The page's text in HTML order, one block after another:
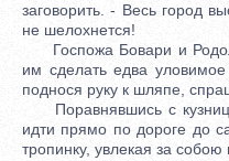
заговорить. - Весь город
не шелохнется!
Госпожа Бовари и
им сделать едва
поднося руку к шляпе,
Поравнявшись с
идти прямо по дороге до
тропинку, увлекая за собою